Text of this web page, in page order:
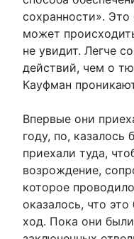
сохранности». Это
может
не увидит. Легче
действий, чем о
Кауфман
Впервые они
году, по, казалось
приехали туда,
возрождение,
которое
оказалось, что
ход. Пока они